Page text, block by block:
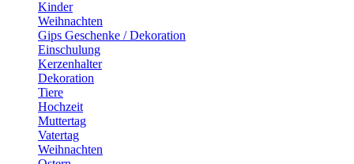
Kinder
Weihnachten
Gips Geschenke / Dekoration
Einschulung
Kerzenhalter
Dekoration
Tiere
Hochzeit
Muttertag
Vatertag
Weihnachten